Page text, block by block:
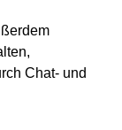
Chat- und